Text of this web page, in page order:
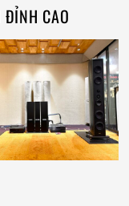
ĐỈNH CAO